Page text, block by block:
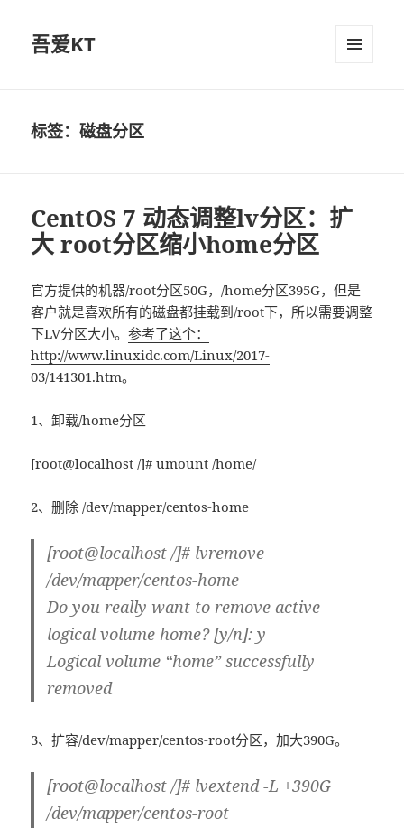
吾爱KT
标签：磁盘分区
CentOS 7 动态调整lv分区：扩
大 root分区缩小home分区
官方提供的机器/root分区50G，/home分区395G，但是
客户就是喜欢所有的磁盘都挂载到/root下，所以需要调整
下LV分区大小。参考了这个：
http://www.linuxidc.com/Linux/2017-
03/141301.htm。
1、卸载/home分区
[root@localhost /]# umount /home/
2、删除 /dev/mapper/centos-home
[root@localhost /]# lvremove
/dev/mapper/centos-home
Do you really want to remove active
logical volume home? [y/n]: y
Logical volume “home” successfully
removed
3、扩容/dev/mapper/centos-root分区，加大390G。
[root@localhost /]# lvextend -L +390G
/dev/mapper/centos-root